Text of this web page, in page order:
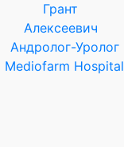
Андролог-Уролог
Mediofarm Hospital